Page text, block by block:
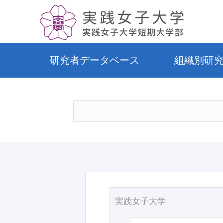
研究者データベース 組織別研
実践女子大学